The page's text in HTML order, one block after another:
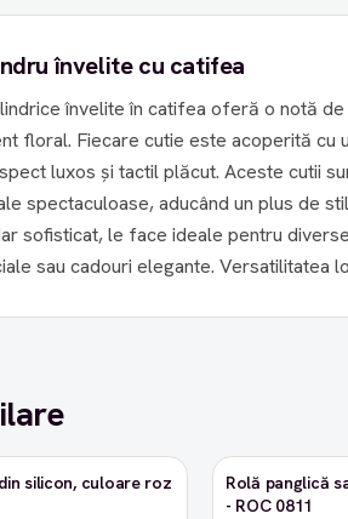
învelite cu catifea
învelite în catifea oferă o notă
floral. Fiecare cutie este acoperită cu
luxos și tactil plăcut. Aceste cutii
spectaculoase, aducând un plus de
sofisticat, le face ideale pentru
sau cadouri elegante. Versatilitatea
silicon, culoare roz
-9%
Rolă panglică
- ROC 0811